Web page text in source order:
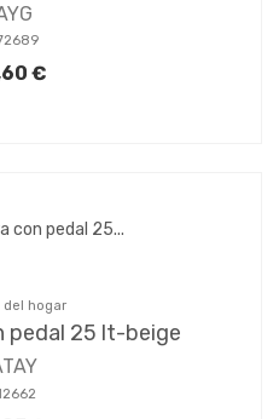
€
del hogar
pedal 25 lt-beige